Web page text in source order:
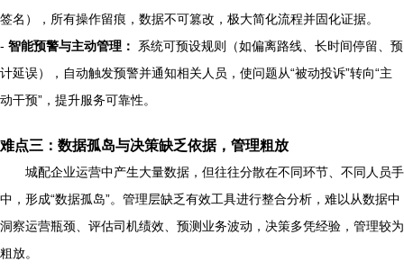
签名），所有操作留痕，数据不可篡改，极大简化流程并固化证据。
- 智能预警与主动管理：
系统可预设规则（如偏离路线、长时间停留、预
计延误），自动触发预警并通知相关人员，使问题从“被动投诉”转向“主
动干预”，提升服务可靠性。
难点三：数据孤岛与决策缺乏依据，管理粗放
城配企业运营中产生大量数据，但往往分散在不同环节、不同人员手
中，形成“数据孤岛”。管理层缺乏有效工具进行整合分析，难以从数据中
洞察运营瓶颈、评估司机绩效、预测业务波动，决策多凭经验，管理较为
粗放。